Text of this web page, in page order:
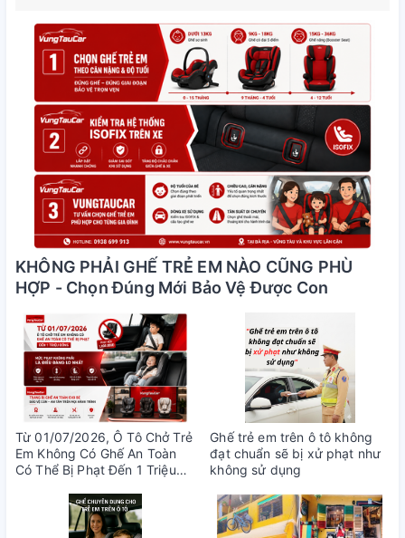
KHÔNG PHẢI GHẾ TRẺ EM NÀO CŨNG PHÙ
HỢP - Chọn Đúng Mới Bảo Vệ Được Con
Từ 01/07/2026, Ô Tô Chở Trẻ
Em Không Có Ghế An Toàn
Có Thể Bị Phạt Đến 1 Triệu
Ghế trẻ em trên ô tô không
đạt chuẩn sẽ bị xử phạt như
không sử dụng